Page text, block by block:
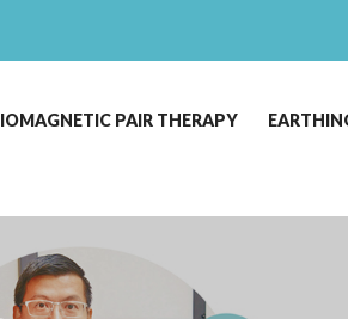
PAIR THERAPY